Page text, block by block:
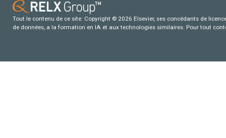
Tout le contenu de ce site: Copyright © 2026 Elsevier, ses concédants de
de données, a la formation en IA et aux technologies similaires. Pour tout